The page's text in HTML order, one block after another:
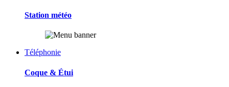
Station météo
Téléphonie
Coque & Étui